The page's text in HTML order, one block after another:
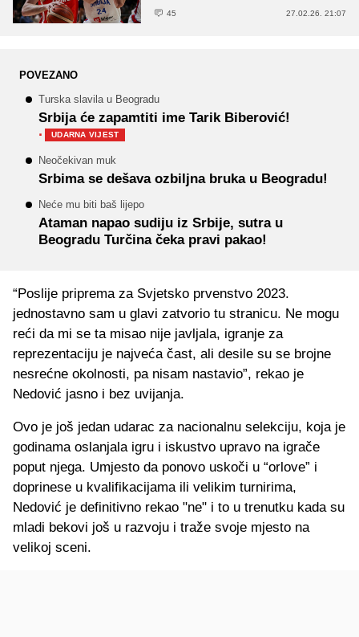
45 27.02.26. 21:07
POVEZANO
Turska slavila u Beogradu
Srbija će zapamtiti ime Tarik Biberović!
· UDARNA VIJEST
Neočekivan muk
Srbima se dešava ozbiljna bruka u Beogradu!
Neće mu biti baš lijepo
Ataman napao sudiju iz Srbije, sutra u
Beogradu Turčina čeka pravi pakao!
“Poslije priprema za Svjetsko prvenstvo 2023.
jednostavno sam u glavi zatvorio tu stranicu. Ne mogu
reći da mi se ta misao nije javljala, igranje za
reprezentaciju je najveća čast, ali desile su se brojne
nesrećne okolnosti, pa nisam nastavio”, rekao je
Nedović jasno i bez uvijanja.
Ovo je još jedan udarac za nacionalnu selekciju, koja je
godinama oslanjala igru i iskustvo upravo na igrače
poput njega. Umjesto da ponovo uskoči u “orlove” i
doprinese u kvalifikacijama ili velikim turnirima,
Nedović je definitivno rekao "ne" i to u trenutku kada su
mladi bekovi još u razvoju i traže svoje mjesto na
velikoj sceni.